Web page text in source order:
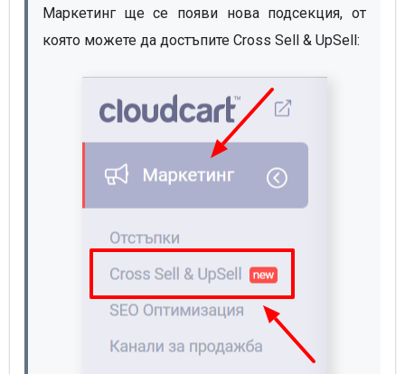
Маркетинг ще се появи нова подсекция, от